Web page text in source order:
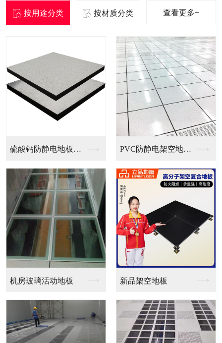
按用途分类 按材质分类 查看更多+
新品架空地板
全钢无边防静电地板